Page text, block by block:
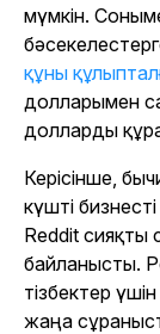
мүмкін.
құны
долларымен
долларды
Керісінше,
күшті
Reddit сияқты
байланысты.
тізбектер
жаңа